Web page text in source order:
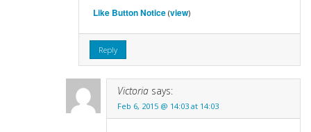
Like Button Notice(view)
Reply
Victoria says:
Feb 6, 2015 @ 14:03 at 14:03